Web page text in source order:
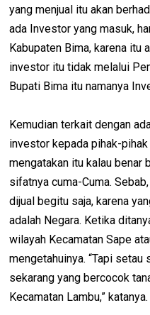
yang menjual itu akan
ada Investor yang masuk,
Kabupaten Bima, karena itu
investor itu tidak melalui
Bupati Bima itu namanya
Kemudian terkait dengan
investor kepada pihak-
mengatakan itu kalau benar
sifatnya cuma-Cuma.
dijual begitu saja, karena
adalah Negara. Ketika
wilayah Kecamatan Sape
mengetahuinya. “Tapi
sekarang yang bercocok
Kecamatan Lambu,” katanya.